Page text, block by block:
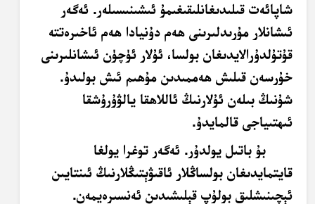
شاپائەت قىلىدىغانلىقىغىمۇ ئىشىنىسىلەر. ئەگەر
ئىشانلار مۇرىدلىرىنى ھەم دۇنيادا ھەم ئاخىرەتتە
قۇتۇلدۇرالايدىغان بولسا، ئۇلار ئۈچۈن ئىشانلىرىنى
خۇرسەن قىلىش ھەممىدىن مۇھىم ئىش بولىدۇ.
شۇنىڭ بىلەن ئۇلارنىڭ ئاللاھقا يالۋۇرۇشقا
ئىھتىياجى قالمايدۇ.
بۇ باتىل يولدۇر. ئەگەر توغرا يولغا
قايتمايدىغان بولساڭلار ئاقىۋېتىڭلارنىڭ ئىنتايىن
ئېچىنىشلىق بولۇپ قېلىشىدىن ئەنسىرەيمەن.